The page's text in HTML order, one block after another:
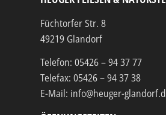
Füchtorfer Str. 8
49219 Glandorf
Telefon: 05426 – 94 37 77
Telefax: 05426 – 94 37 38
E-Mail: info@heuger-